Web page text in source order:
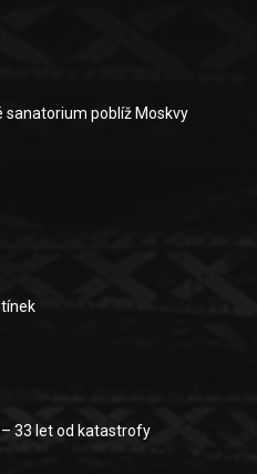
sanatorium poblíž Moskvy
33 let od katastrofy